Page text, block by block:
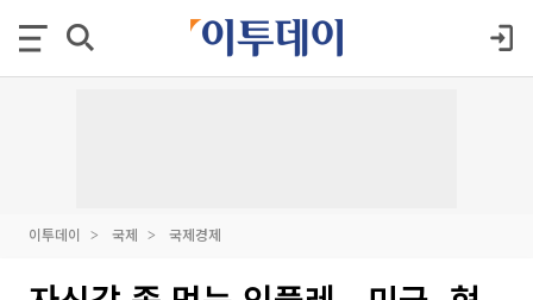
이투데이 국제 국제경제